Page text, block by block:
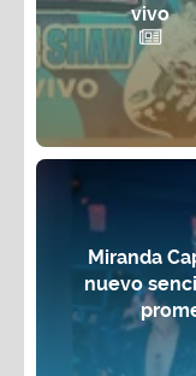
vivo
Miranda
nuevo